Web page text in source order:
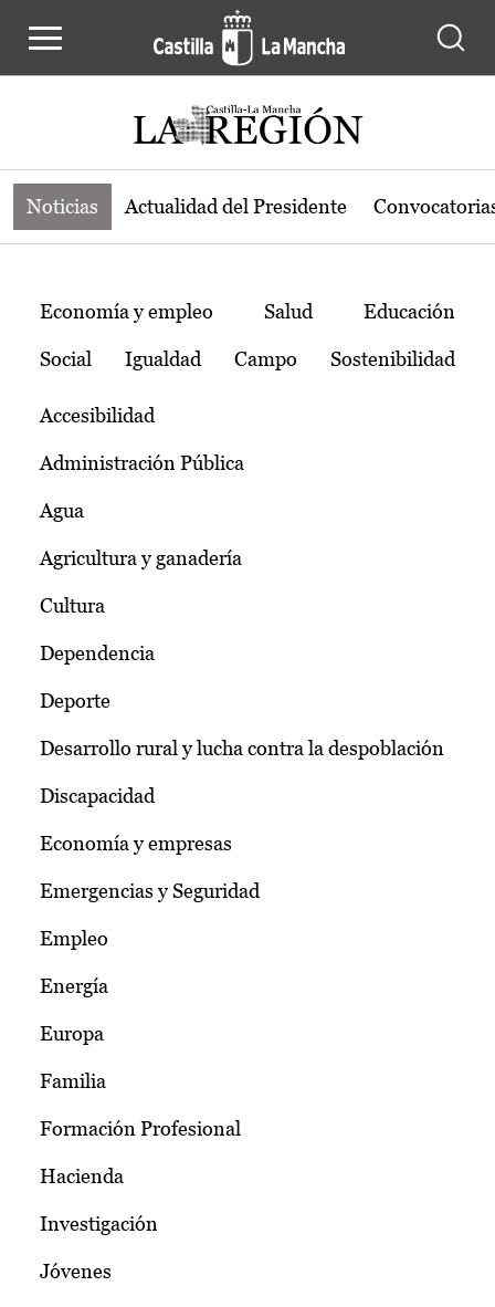
Noticias de la región de Castilla-La
Noticias Actualidad del Presidente
Temas
Economía y empleo Salud Educación
Social Igualdad Campo Sostenibilidad
Accesibilidad
Administración Pública
Agua
Agricultura y ganadería
Cultura
Dependencia
Deporte
Desarrollo rural y lucha contra la despoblación
Discapacidad
Economía y empresas
Emergencias y Seguridad
Empleo
Energía
Europa
Familia
Formación Profesional
Hacienda
Investigación
Jóvenes